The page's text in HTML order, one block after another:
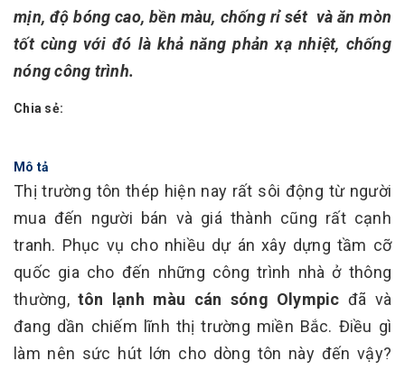
mịn, độ bóng cao, bền màu, chống rỉ sét và ăn mòn
tốt cùng với đó là khả năng phản xạ nhiệt, chống
nóng công trình.
Chia sẻ:
Mô tả
Thị trường tôn thép hiện nay rất sôi động từ người
mua đến người bán và giá thành cũng rất cạnh
tranh. Phục vụ cho nhiều dự án xây dựng tầm cỡ
quốc gia cho đến những công trình nhà ở thông
thường, tôn lạnh màu cán sóng Olympic đã và
đang dần chiếm lĩnh thị trường miền Bắc. Điều gì
làm nên sức hút lớn cho dòng tôn này đến vậy?